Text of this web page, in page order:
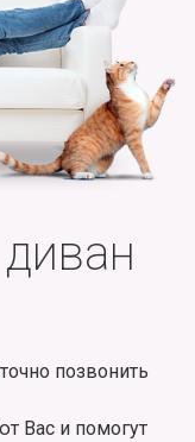
позвонить
Вас и помогут